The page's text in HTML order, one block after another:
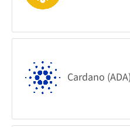
Cardano (ADA)